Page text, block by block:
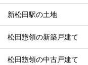
新松田駅の土地
松田惣領の新築戸建て
松田惣領の中古戸建て